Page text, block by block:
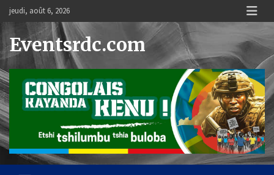
Skip
content
jeudi, août 6, 2026
Eventsrdc.com